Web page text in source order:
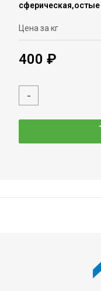
сферическая,остые
Цена за кг
400 ₽
-